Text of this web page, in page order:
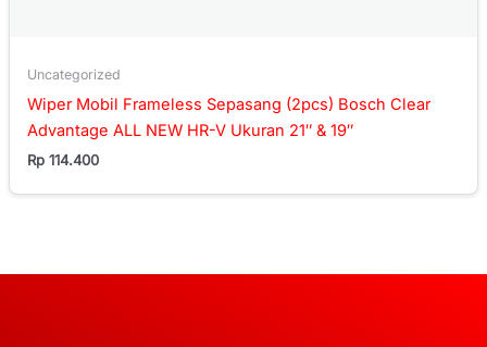
Uncategorized
Wiper Mobil Frameless Sepasang (2pcs) Bosch Clear
Advantage ALL NEW HR-V Ukuran 21″ & 19″
Rp 114.400